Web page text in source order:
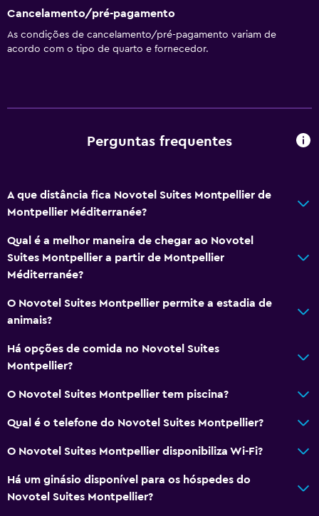
Detetores de fumo
Aquecimento
Ar-condicionado
Atoalhados (taxa extra)
Caixotes do lixo
Amaciador
Cozinha
Chaleira elétrica
Utensílios de cozinha
Kitchenette
Micro-ondas
Refrigerador
Máquina de café
Sala de refeições
Cancelamento/pré-pagamento
As condições de cancelamento/pré-pagamento variam de
acordo com o tipo de quarto e fornecedor.
Perguntas frequentes
A que distância fica Novotel Suites Montpellier de
Montpellier Méditerranée?
Qual é a melhor maneira de chegar ao Novotel
Suites Montpellier a partir de Montpellier
Méditerranée?
O Novotel Suites Montpellier permite a estadia de
animais?
Há opções de comida no Novotel Suites
Montpellier?
O Novotel Suites Montpellier tem piscina?
Qual é o telefone do Novotel Suites Montpellier?
O Novotel Suites Montpellier disponibiliza Wi-Fi?
Há um ginásio disponível para os hóspedes do
Novotel Suites Montpellier?